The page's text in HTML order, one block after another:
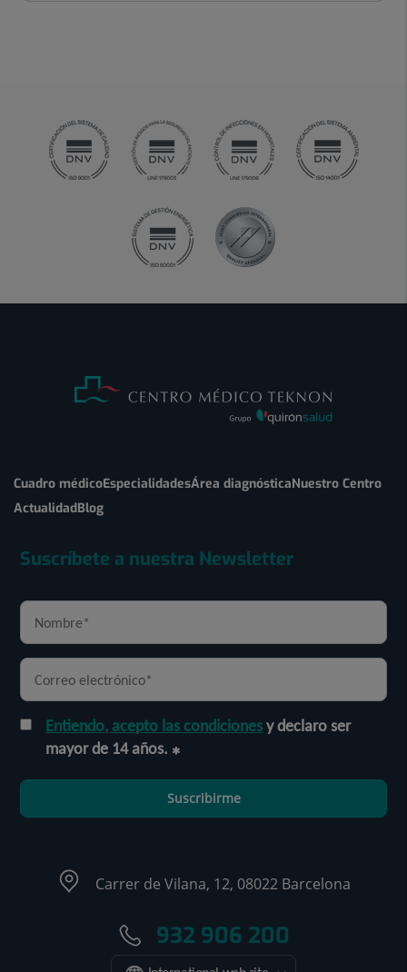
Cuadro médicoEspecialidadesÁrea diagnósticaNuestro Centro
ActualidadBlog
Suscríbete a nuestra Newsletter
Entiendo, acepto las condicionesy declaro ser
mayor de 14 años.
Suscribirme
Carrer de Vilana, 12, 08022 Barcelona
932 906 200